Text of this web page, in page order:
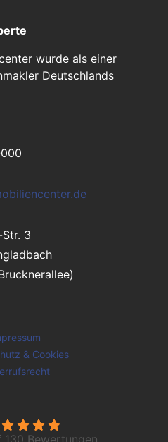
wurde als einer
Deutschlands
3
& Cookies
130 Bewertungen